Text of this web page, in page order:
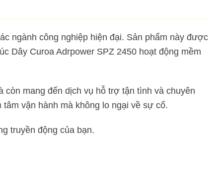
ngành công nghiệp hiện đại. Sản phẩm này được
Dây Curoa Adrpower SPZ 2450 hoạt động mềm
mang đến dịch vụ hỗ trợ tận tình và chuyên
vận hành mà không lo ngại về sự cố.
truyền động của bạn.